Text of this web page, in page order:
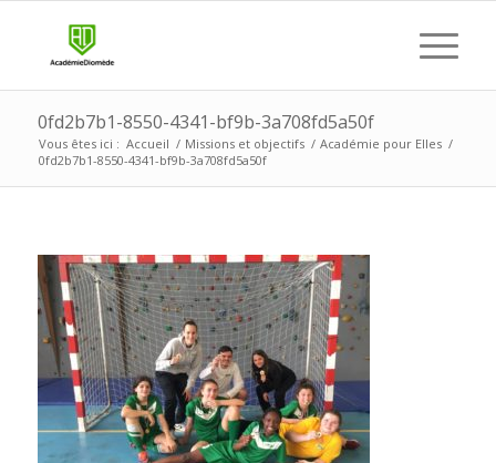
0fd2b7b1-8550-4341-bf9b-3a708fd5a50f
Vous êtes ici : Accueil / Missions et objectifs / Académie pour Elles /
0fd2b7b1-8550-4341-bf9b-3a708fd5a50f